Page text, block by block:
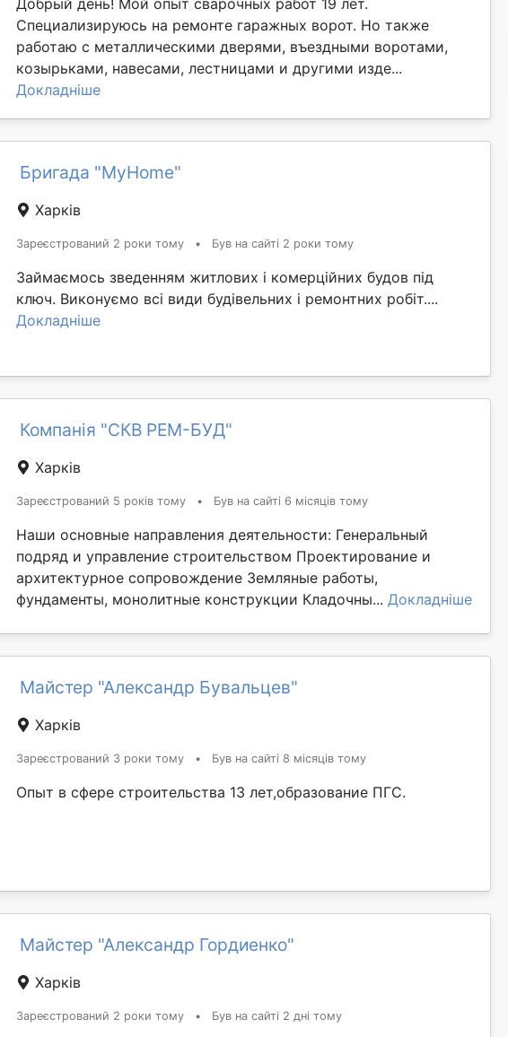
Добрый день! Мой опыт сварочных работ 19 лет.
Специализируюсь на ремонте гаражных ворот. Но также
работаю с металлическими дверями, въездными воротами,
козырьками, навесами, лестницами и другими изде...
Докладніше
Бригада "MyHome"
Харків
Зареєстрований 2 роки тому • Був на сайті 2 роки тому
Займаємось зведенням житлових і комерційних будов під
ключ. Виконуємо всі види будівельних і ремонтних робіт....
Докладніше
Компанія "СКВ РЕМ-БУД"
Харків
Зареєстрований 5 років тому • Був на сайті 6 місяців тому
Наши основные направления деятельности: Генеральный
подряд и управление строительством Проектирование и
архитектурное сопровождение Земляные работы,
фундаменты, монолитные конструкции Кладочны... Докладніше
Майстер "Александр Бувальцев"
Харків
Зареєстрований 3 роки тому • Був на сайті 8 місяців тому
Опыт в сфере строительства 13 лет,образование ПГС.
Майстер "Александр Гордиенко"
Харків
Зареєстрований 2 роки тому • Був на сайті 2 дні тому